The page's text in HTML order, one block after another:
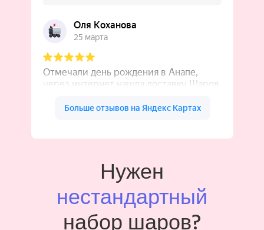
Нужен
нестандартный
набор шаров?